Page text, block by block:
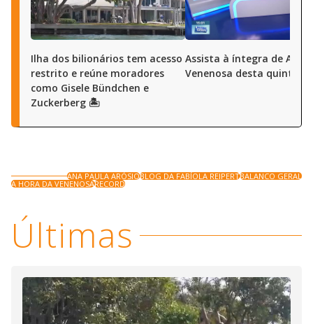
Ilha dos bilionários tem acesso
restrito e reúne moradores
como Gisele Bündchen e
Zuckerberg 🏝️
Assista à íntegra de A
Venenosa desta quinta (6)
ANA PAULA ARÓSIOBLOG DA FABÍOLA REIPERTBALANCO GERAL
A HORA DA VENENOSARECORD
Últimas